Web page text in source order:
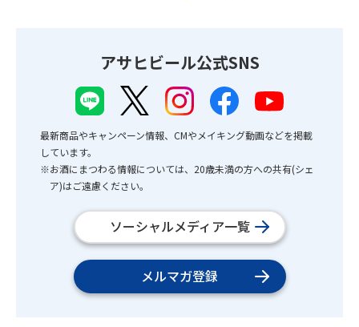
アサヒビール公式SNS
最新商品やキャンペーン情報、CMやメイキング動画などを掲載
しています。
※お酒にまつわる情報については、20歳未満の方への共有(シェ
ア)はご遠慮ください。
ソーシャルメディア一覧
メルマガ登録